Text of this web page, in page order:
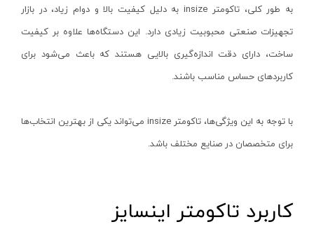
شیارزن تک تیغ
شیارزن دو تیغ
بکس برقی
پولیش زن برقی
سنگ رومیزی
بلوور/دمنده
یال-YALE
سامسونگ-SAMSUNG
نجم-NAJM
تایگر هد-TIGER HEAD
کارناوال-KARNAVAL
فورس-FORCE
هسیس-Hasis
به طور کلی، تاکومتر insize به دلیل کیفیت بالا و دوام زیاد، در بازار
تجهیزات صنعتی محبوبیت زیادی دارد. این دستگاه‌ها علاوه بر کیفیت
ساخت، دارای دقت اندازه‌گیری بالایی هستند که باعث می‌شود برای
کاربردهای حساس مناسب باشند.
با توجه به این ویژگی‌ها، تاکومتر insize می‌تواند یکی از بهترین انتخاب‌ها
برای متخصصان در صنایع مختلف باشد.
کاربرد تاکومتر اینسایز